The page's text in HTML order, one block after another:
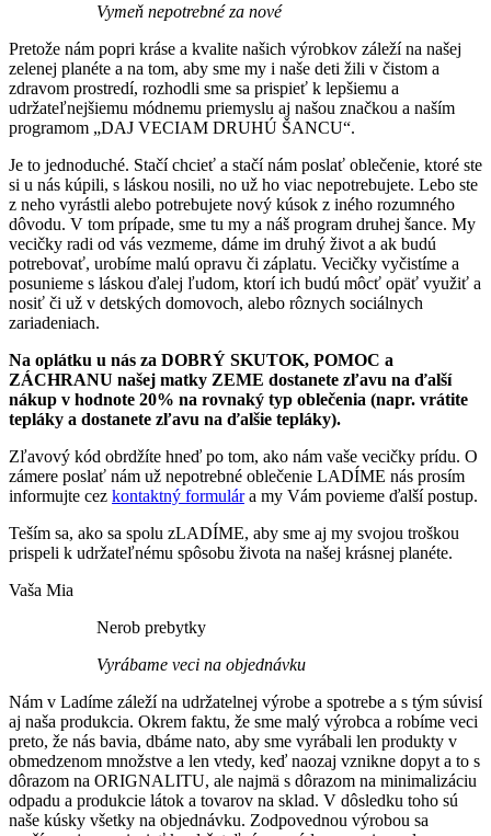
Vymeň nepotrebné za nové
Pretože nám popri kráse a kvalite našich výrobkov záleží na našej
zelenej planéte a na tom, aby sme my i naše deti žili v čistom a
zdravom prostredí, rozhodli sme sa prispieť k lepšiemu a
udržateľnejšiemu módnemu priemyslu aj našou značkou a naším
programom „DAJ VECIAM DRUHÚ ŠANCU“.
Je to jednoduché. Stačí chcieť a stačí nám poslať oblečenie, ktoré ste
si u nás kúpili, s láskou nosili, no už ho viac nepotrebujete. Lebo ste
z neho vyrástli alebo potrebujete nový kúsok z iného rozumného
dôvodu. V tom prípade, sme tu my a náš program druhej šance. My
vecičky radi od vás vezmeme, dáme im druhý život a ak budú
potrebovať, urobíme malú opravu či záplatu. Vecičky vyčistíme a
posunieme s láskou ďalej ľudom, ktorí ich budú môcť opäť využiť a
nosiť či už v detských domovoch, alebo rôznych sociálnych
zariadeniach.
Na oplátku u nás za DOBRÝ SKUTOK, POMOC a
ZÁCHRANU našej matky ZEME dostanete zľavu na ďalší
nákup v hodnote 20% na rovnaký typ oblečenia (napr. vrátite
tepláky a dostanete zľavu na ďalšie tepláky).
Zľavový kód obrdžíte hneď po tom, ako nám vaše vecičky prídu. O
zámere poslať nám už nepotrebné oblečenie LADÍME nás prosím
informujte cez kontaktný formulára my Vám povieme ďalší postup.
Teším sa, ako sa spolu zLADÍME, aby sme aj my svojou troškou
prispeli k udržateľnému spôsobu života na našej krásnej planéte.
Vaša Mia
Nerob prebytky
Vyrábame veci na objednávku
Nám v Ladíme záleží na udržatelnej výrobe a spotrebe a s tým súvisí
aj naša produkcia. Okrem faktu, že sme malý výrobca a robíme veci
preto, že nás bavia, dbáme nato, aby sme vyrábali len produkty v
obmedzenom množstve a len vtedy, keď naozaj vznikne dopyt a to s
dôrazom na ORIGNALITU, ale najmä s dôrazom na minimalizáciu
odpadu a produkcie látok a tovarov na sklad. V dôsledku toho sú
naše kúsky všetky na objednávku. Zodpovednou výrobou sa